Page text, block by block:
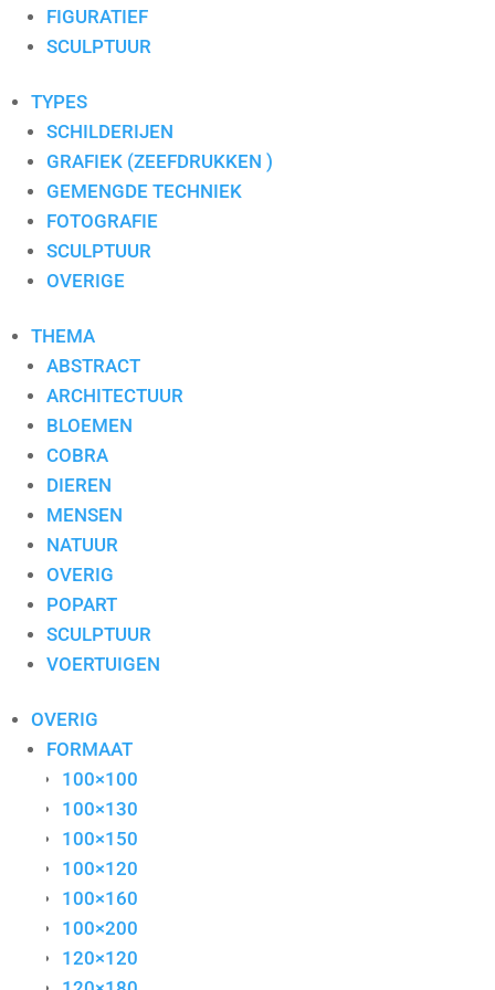
RONALD BOONACKER
S. PAULISSEN
SJER JACOBS
SUSAN RUITER
THEO KOSTER
THEO ONNES
TINEKE ROIJMANS
VAN DAM
VAN DER MADE
WIL WILLEMSE
FIGURATIEF
SCULPTUUR
TYPES
SCHILDERIJEN
GRAFIEK (ZEEFDRUKKEN )
GEMENGDE TECHNIEK
FOTOGRAFIE
SCULPTUUR
OVERIGE
THEMA
ABSTRACT
ARCHITECTUUR
BLOEMEN
COBRA
DIEREN
MENSEN
NATUUR
OVERIG
POPART
SCULPTUUR
VOERTUIGEN
OVERIG
FORMAAT
100×100
100×130
100×150
100×120
100×160
100×200
120×120